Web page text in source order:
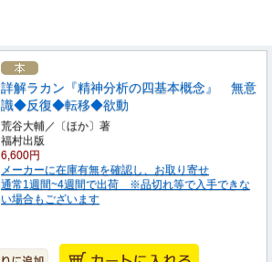
詳解ラカン『精神分析の四基本概念』 無意
識◆反復◆転移◆欲動
荒谷大輔／〔ほか〕著
福村出版
6,600円
メーカーに在庫有無を確認し、お取り寄せ
通常1週間~4週間で出荷 ※品切れ等で入手できな
い場合もございます